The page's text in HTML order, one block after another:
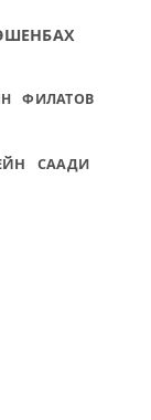
ФИЛАТОВ
СААДИ